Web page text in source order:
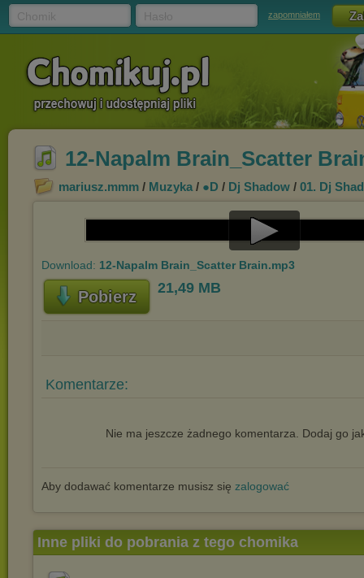
zapomniałem
12-Napalm Brain_Scatter
mariusz.mmm / Muzyka / ●D / Dj Shadow / 01. Dj
Play
Download: 12-Napalm Brain_Scatter Brain.mp3
Pobierz 21,49 MB
Komentarze:
Nie ma jeszcze żadnego komentarza. Dodaj go
Aby dodawać komentarze musisz się zalogować
Inne pliki do pobrania z tego chomika